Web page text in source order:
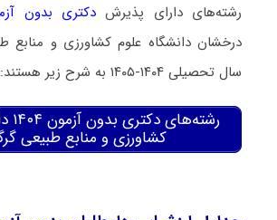
رشته‌های دارای پذیرش دکتری بدون
درخشان دانشگاه علوم کشاورزی و منابع
سال تحصیلی ۱۴۰۴-۱۴۰۵ به شرح زیر هستند:
کشاورزی و منابع طبیعی